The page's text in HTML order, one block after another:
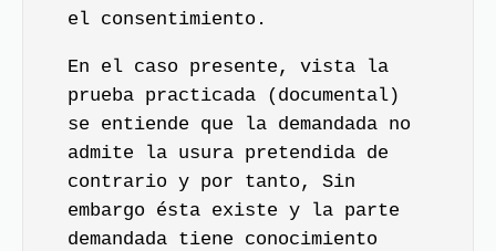
el consentimiento.
En el caso presente, vista la
prueba practicada (documental)
se entiende que la demandada no
admite la usura pretendida de
contrario y por tanto, Sin
embargo ésta existe y la parte
demandada tiene conocimiento